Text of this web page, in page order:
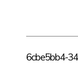
6cbe5bb4-